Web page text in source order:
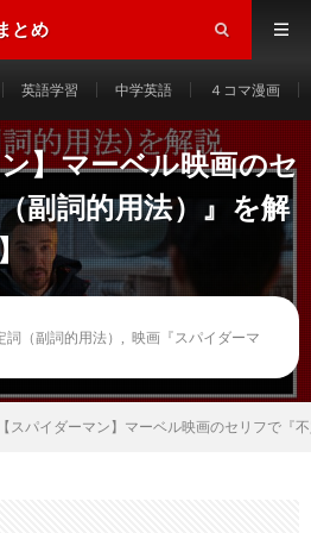
とめ
英語学習 中学英語 ４コマ漫画
】マーベル映画のセ
副詞的用法）』を解
詞（副詞的用法）
映画『スパイダーマ
【スパイダーマン】マーベル映画のセリフで『